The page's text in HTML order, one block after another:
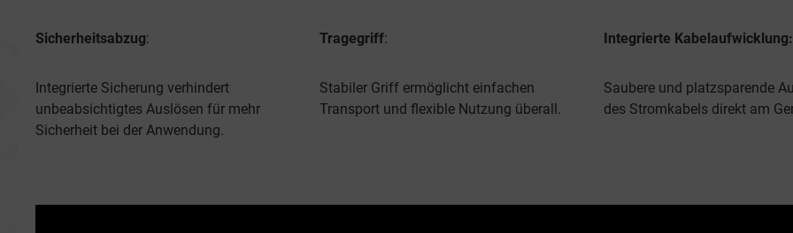
Sicherheitsabzug:
Integrierte Sicherung verhindert
unbeabsichtigtes Auslösen für mehr
Sicherheit bei der Anwendung.
Tragegriff:
Stabiler Griff ermöglicht einfachen
Transport und flexible Nutzung überall.
Integrierte Kabelaufwicklung:
Saubere und platzsparende
des Stromkabels direkt am